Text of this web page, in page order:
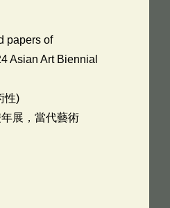
papers of
Asian Art Biennial
性)
展，當代藝術